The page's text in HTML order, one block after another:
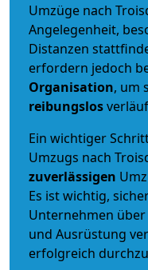
Umzüge nach
Angelegenheit,
Distanzen
erfordern jedoch
Organisation, um
reibungslos
Ein wichtiger
Umzugs nach
zuverlässigen
Es ist wichtig,
Unternehmen
und Ausrüstung
erfolgreich